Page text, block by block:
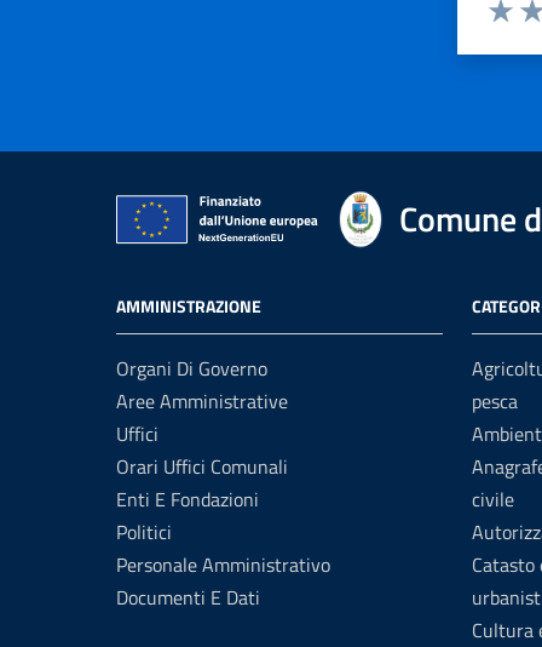
Comune
AMMINISTRAZIONE
Organi Di Governo
Aree Amministrative
Uffici
Orari Uffici Comunali
Enti E Fondazioni
Politici
Personale Amministrativo
Documenti E Dati
pesca
civile
Catasto
Cultura